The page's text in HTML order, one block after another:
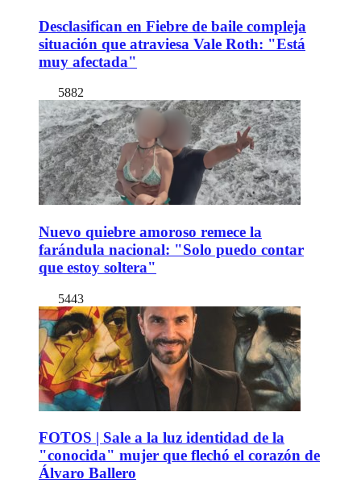
Desclasifican en Fiebre de baile compleja
situación que atraviesa Vale Roth: "Está
muy afectada"
5882
Nuevo quiebre amoroso remece la
farándula nacional: "Solo puedo contar
que estoy soltera"
5443
FOTOS | Sale a la luz identidad de la
"conocida" mujer que flechó el corazón de
Álvaro Ballero